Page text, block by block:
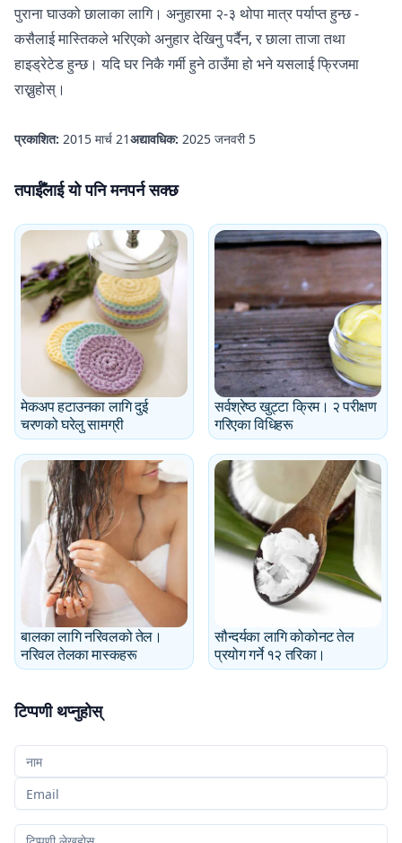
पुराना घाउको छालाका लागि। अनुहारमा २-३ थोपा मात्र पर्याप्‍त हुन्छ -
कसैलाई मास्तिकले भरिएको अनुहार देखिनु पर्दैन, र छाला ताजा तथा
हाइड्रेटेड हुन्छ। यदि घर निकै गर्मी हुने ठाउँमा हो भने यसलाई फ्रिजमा
राख्नुहोस्।
प्रकाशित: 2015 मार्च 21अद्यावधिक: 2025 जनवरी 5
तपाईँलाई यो पनि मनपर्न सक्छ
मेकअप हटाउनका लागि दुई
चरणको घरेलु सामग्री
सर्वश्रेष्ठ खुट्टा क्रिम। २ परीक्षण
गरिएका विधिहरू
बालका लागि नरिवलको तेल।
नरिवल तेलका मास्कहरू
सौन्दर्यका लागि कोकोनट तेल
प्रयोग गर्ने १२ तरिका।
टिप्पणी थप्नुहोस्
तपाईँको नाम
तपाईँको इमेल
तपाईँको टिप्पणी